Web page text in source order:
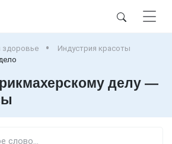
здоровье
Индустрия красоты
делу —